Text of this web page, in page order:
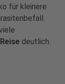
für kleinere
Reise deutlich